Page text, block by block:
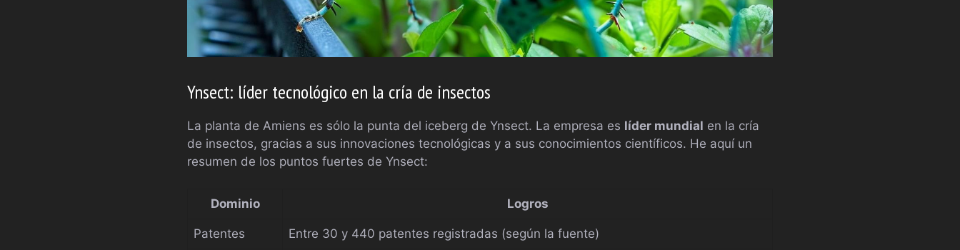
Ynsect: líder tecnológico en la cría de insectos
La planta de Amiens es sólo la punta del iceberg de Ynsect. La empresa es líder mundial en la cría
de insectos, gracias a sus innovaciones tecnológicas y a sus conocimientos científicos. He aquí un
resumen de los puntos fuertes de Ynsect:
Dominio Logros
Patentes Entre 30 y 440 patentes registradas (según la fuente)